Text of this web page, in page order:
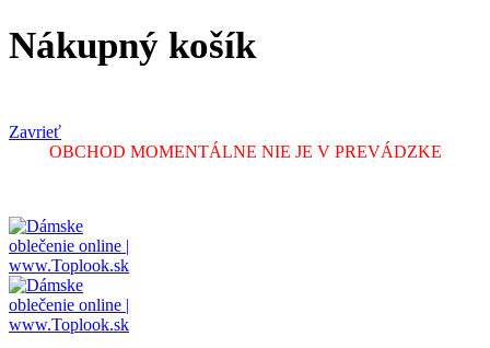
Nákupný košík
Zavrieť
OBCHOD MOMENTÁLNE NIE JE V PREVÁDZKE